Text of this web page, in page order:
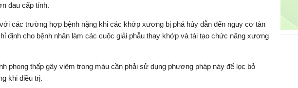
đau cấp tính.
các trường hợp bệnh nặng khi các khớp xương bị phá hủy dẫn đến nguy cơ tàn
định cho bệnh nhân làm các cuộc giải phẫu thay khớp và tái tạo chức năng xương
phong thấp gây viêm trong máu cần phải sử dụng phương pháp này để lọc bỏ
khi điều trị.